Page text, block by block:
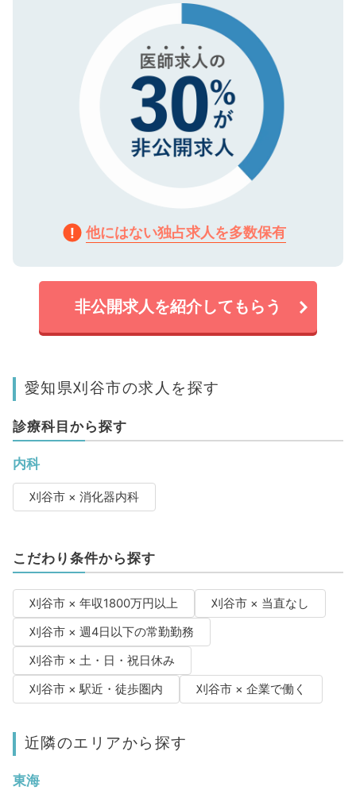
で、機密保持に関してもご安心ください。
他にはない独占求人を多数保有
非公開求人を紹介してもらう
愛知県刈谷市の求人を探す
診療科目から探す
内科
刈谷市 × 消化器内科
こだわり条件から探す
刈谷市 × 年収1800万円以上
刈谷市 × 当直なし
刈谷市 × 週4日以下の常勤勤務
刈谷市 × 土・日・祝日休み
刈谷市 × 駅近・徒歩圏内
刈谷市 × 企業で働く
近隣のエリアから探す
東海